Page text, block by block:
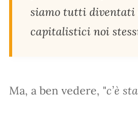
siamo tutti diventati
capitalistici noi
Ma, a ben vedere, "c’è